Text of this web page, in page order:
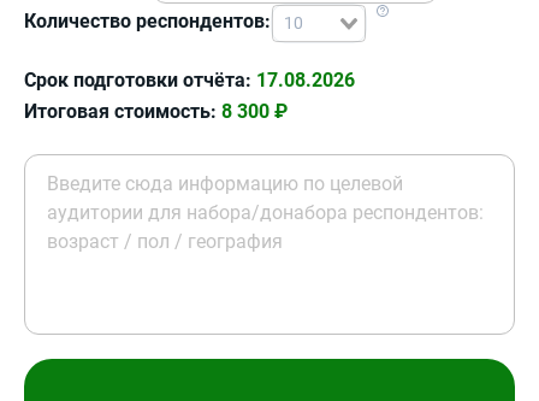
Количество респондентов: 10
Срок подготовки отчёта: 17.08.2026
Итоговая стоимость: 8 300 ₽